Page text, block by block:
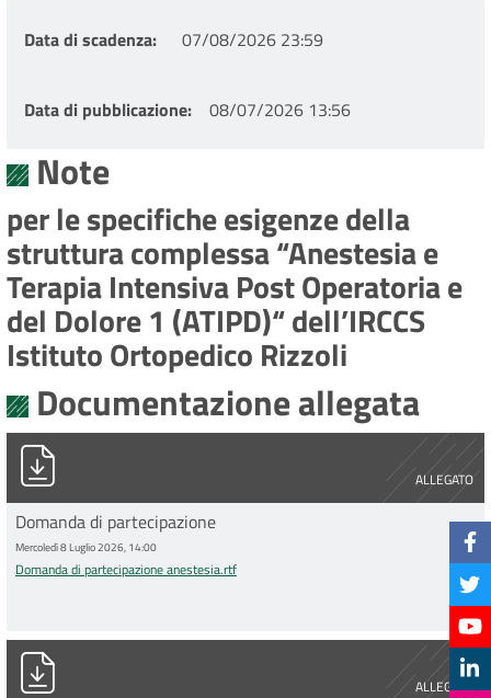
Data di scadenza 07/08/2026 23:59
Data di pubblicazione 08/07/2026 13:56
Note
per le specifiche esigenze della
struttura complessa “Anestesia e
Terapia Intensiva Post Operatoria e
del Dolore 1 (ATIPD)“ dell’IRCCS
Istituto Ortopedico Rizzoli
Documentazione allegata
ALLEGATO
Domanda di partecipazione anestesia.rtf
Domanda di partecipazione
Mercoledì 8 Luglio 2026, 14:00
Domanda di partecipazione anestesia.rtf
ALLEGATO
Bando mobilità Anestesia e Rianimazione IOR (2026).pdf